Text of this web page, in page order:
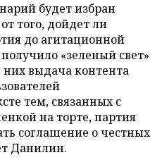
будет избран
того, дойдет ли
до агитационной
«зеленый свет»
них выдача контента
тем, связанных с
на торте, партия
соглашение о честных
Данилин.